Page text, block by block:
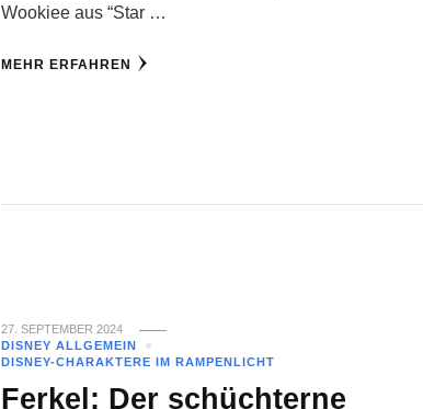
Wookiee aus “Star …
MEHR ERFAHREN
27. SEPTEMBER 2024
DISNEY ALLGEMEIN
DISNEY-CHARAKTERE IM RAMPENLICHT
Ferkel: Der schüchterne